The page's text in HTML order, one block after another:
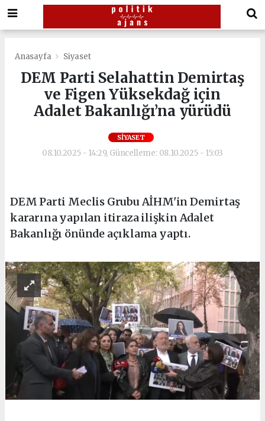
Anasayfa Siyaset
DEM Parti Selahattin Demirtaş
ve Figen Yüksekdağ için
Adalet Bakanlığı’na yürüdü
SIYASET
08.10.2025 - 14:29, Güncelleme: 08.10.2025 - 15:03
DEM Parti Meclis Grubu AİHM'in Demirtaş
kararına yapılan itiraza ilişkin Adalet
Bakanlığı önünde açıklama yaptı.